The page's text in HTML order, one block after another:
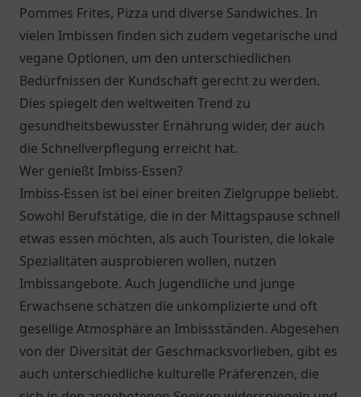
Pommes Frites, Pizza und diverse Sandwiches. In
vielen Imbissen finden sich zudem vegetarische und
vegane Optionen, um den unterschiedlichen
Bedürfnissen der Kundschaft gerecht zu werden.
Dies spiegelt den weltweiten Trend zu
gesundheitsbewusster Ernährung wider, der auch
die Schnellverpflegung erreicht hat.
Wer genießt Imbiss-Essen?
Imbiss-Essen ist bei einer breiten Zielgruppe beliebt.
Sowohl Berufstätige, die in der Mittagspause schnell
etwas essen möchten, als auch Touristen, die lokale
Spezialitäten ausprobieren wollen, nutzen
Imbissangebote. Auch Jugendliche und junge
Erwachsene schätzen die unkomplizierte und oft
gesellige Atmosphäre an Imbissständen. Abgesehen
von der Diversität der Geschmacksvorlieben, gibt es
auch unterschiedliche kulturelle Präferenzen, die